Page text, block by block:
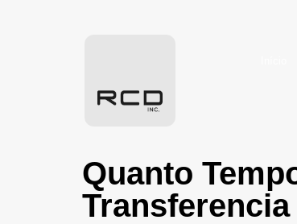
Quanto
Transferencia